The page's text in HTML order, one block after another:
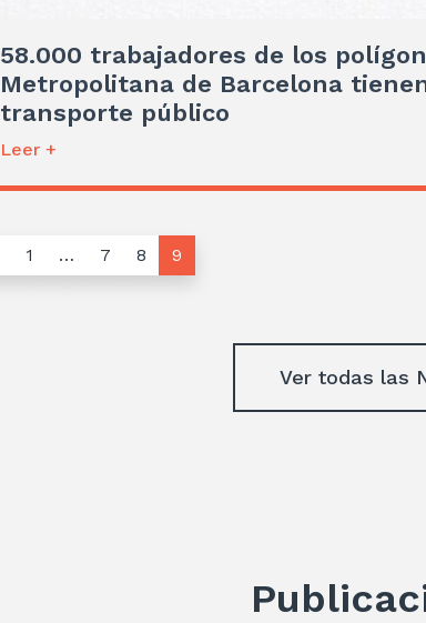
58.000 trabajadores de los
Metropolitana de Barcelona
transporte público
Leer +
1 … 7 8 9
Ver todas las